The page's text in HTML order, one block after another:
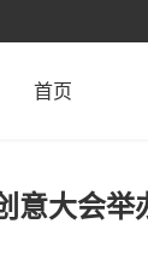
首页
大会举